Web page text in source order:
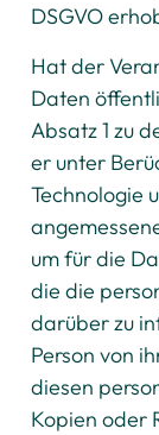
DSGVO
Hat der
Daten
Absatz 1 zu
er unter
Technologie
um für die
die die
darüber zu
Person von
diesen
Kopien oder